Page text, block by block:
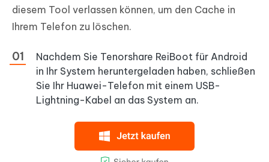
diesem Tool verlassen können, um den Cache in
Ihrem Telefon zu löschen.
Nachdem Sie Tenorshare ReiBoot für Android
in Ihr System heruntergeladen haben, schließen
Sie Ihr Huawei-Telefon mit einem USB-
Lightning-Kabel an das System an.